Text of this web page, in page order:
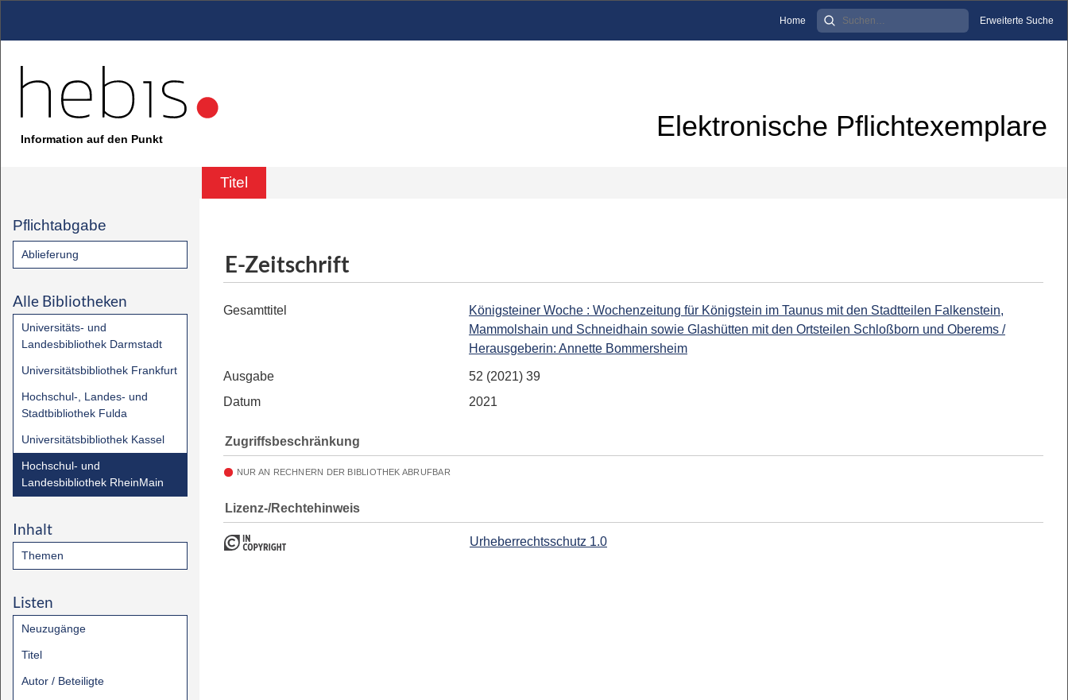
Home Erweiterte Suche
Information auf den Punkt Elektronische Pflichtexemplare
Titel
Pflichtabgabe
Ablieferung
Alle Bibliotheken
Universitäts- und
Landesbibliothek Darmstadt
Universitätsbibliothek Frankfurt
Hochschul-, Landes- und
Stadtbibliothek Fulda
Universitätsbibliothek Kassel
Hochschul- und
Landesbibliothek RheinMain
Inhalt
Themen
Listen
Neuzugänge
Titel
Autor / Beteiligte
E-Zeitschrift
Gesamttitel
Königsteiner Woche : Wochenzeitung für Königstein im Taunus mit den Stadtteilen Falkenstein,
Mammolshain und Schneidhain sowie Glashütten mit den Ortsteilen Schloßborn und Oberems /
Herausgeberin: Annette Bommersheim
Ausgabe
52 (2021) 39
Datum
2021
Zugriffsbeschränkung
NUR AN RECHNERN DER BIBLIOTHEK ABRUFBAR
Lizenz-/Rechtehinweis
Urheberrechtsschutz 1.0